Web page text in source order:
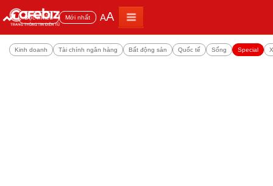
Đọc nhiều Mới nhất AA
Kinh doanh Tài chính ngân hàng Bất động sản Quốc tế Sống Special